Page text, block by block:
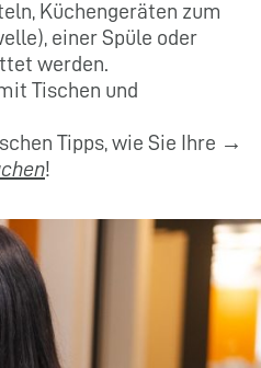
Küchengeräten zum
einer Spüle oder
werden.
Tischen und
Tipps, wie Sie Ihre →
!